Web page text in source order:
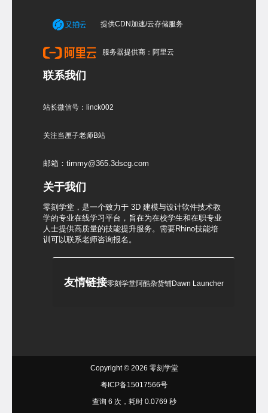
提供CDN加速/云存储服务
服务器提供商：阿里云
联系我们
站长微信号：linck002
关注当厘子老师B站
邮箱：timmy@365.3dscg.com
关于我们
零刻学堂，是一个致力于 3D 建模与设计软件技术教
学的专业在线学习平台，旨在为在校学生和在职专业
人士提供高质量的技能提升服务。需要Rhino技能培
训可以联系老师咨询报名。
友情链接零刻学堂阿酷杂货铺Dawn Launcher
Copyright © 2026 零刻学堂
粤ICP备15017566号
查询 6 次，耗时 0.0769 秒